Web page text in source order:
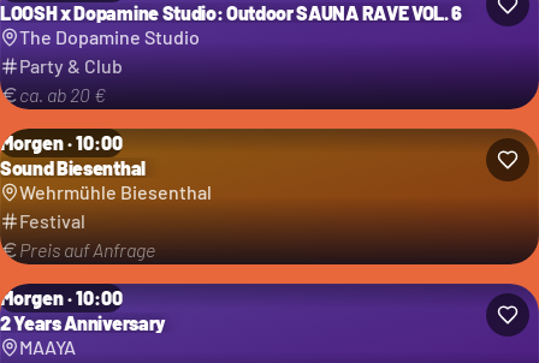
LOOSH x Dopamine Studio: Outdoor SAUNA RAVE VOL. 6
The Dopamine Studio
Party & Club
ca. ab 20 €
Morgen · 10:00
Sound Biesenthal
Wehrmühle Biesenthal
Festival
Preis auf Anfrage
Kategorie: Festival
Morgen · 10:00
2 Years Anniversary
MAAYA